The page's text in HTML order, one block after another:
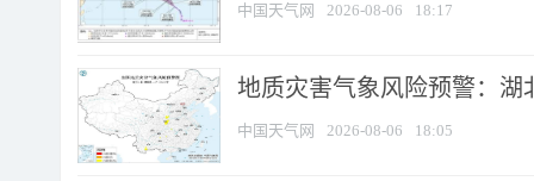
中国天气网 2026-08-06 18:17
地质灾害气象风险预警：湖
中国天气网 2026-08-06 18:05